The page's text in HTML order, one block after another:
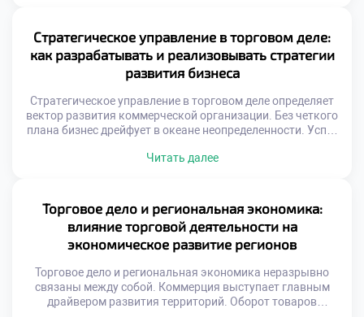
Финансовая грамотность превращает интуицию в точный
расчет. Специальность готовит специалистов с
комплексным видением системы. Синергия дисциплин […]
Стратегическое управление в торговом деле:
как разрабатывать и реализовывать стратегии
развития бизнеса
Стратегическое управление в торговом деле определяет
вектор развития коммерческой организации. Без четкого
плана бизнес дрейфует в океане неопределенности. Успех
требует анализа внешней и внутренней среды. Рыночные
компании. Специальность «Торговое дело» формирует
системное стратегическое мышление. Студенты учатся
[…]
Читать далее
Торговое дело и региональная экономика:
влияние торговой деятельности на
экономическое развитие регионов
Торговое дело и региональная экономика неразрывно
связаны между собой. Коммерция выступает главным
драйвером развития территорий. Оборот товаров